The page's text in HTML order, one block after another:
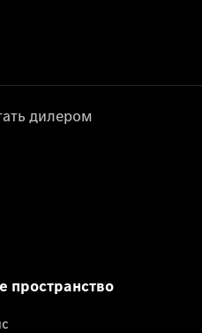
дилером
пространство